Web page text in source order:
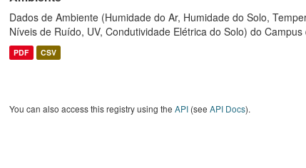
Dados de Ambiente (Humidade do Ar, Humidade do Solo,
Níveis de Ruído, UV, Condutividade Elétrica do Solo) do Campus
PDF CSV
You can also access this registry using the API (see API Docs).